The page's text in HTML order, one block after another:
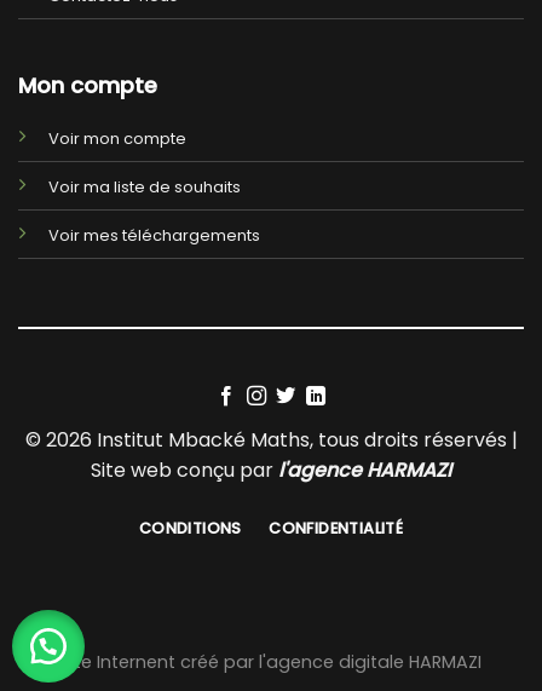
Mon compte
Voir mon compte
Voir ma liste de souhaits
Voir mes téléchargements
© 2026 Institut Mbacké Maths, tous droits réservés |
Site web conçu par l'agence HARMAZI
CONDITIONS CONFIDENTIALITÉ
Site Internent créé par l'agence digitale HARMAZI